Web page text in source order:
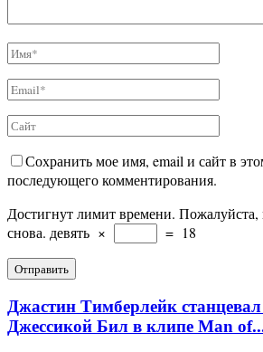
Сохранить мое имя, email и сайт в
последующего комментирования.
Достигнут лимит времени.
снова. девять × = 18
Джастин Тимберлейк
Джессикой Бил в клипе Man